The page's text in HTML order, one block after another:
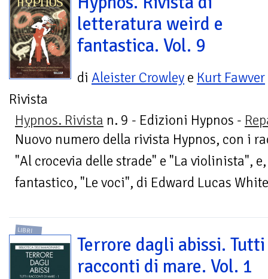
letteratura weird e
fantastica. Vol. 9
di Aleister Crowley e Kurt Fawver
Rivista
Hypnos. Rivista n. 9 - Edizioni Hypnos -
Nuovo numero della rivista Hypnos, con i
"Al crocevia delle strade" e "La violinista",
fantastico, "Le voci", di Edward Lucas
LIBRI
Terrore dagli abissi.
racconti di mare. Vol. 1